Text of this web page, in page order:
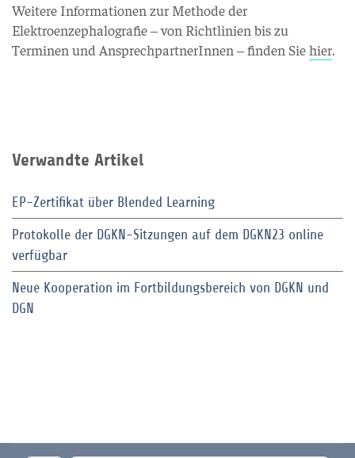
Weitere Informationen zur Methode der
Elektroenzephalografie – von Richtlinien bis zu
Terminen und AnsprechpartnerInnen – finden Siehier.
Verwandte Artikel
EP-Zertifikat über Blended Learning
Protokolle der DGKN-Sitzungen auf dem DGKN23 online
verfügbar
Neue Kooperation im Fortbildungsbereich von DGKN und
DGN